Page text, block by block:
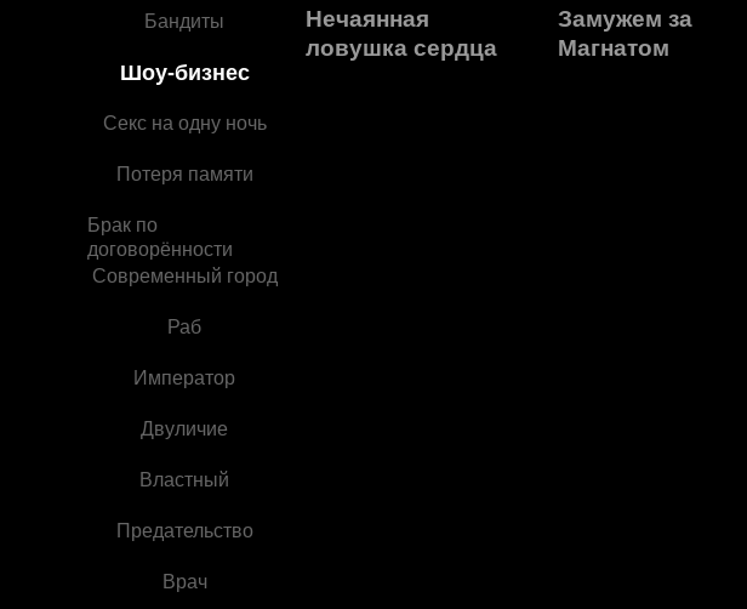
Бандиты
Шоу-бизнес
Секс на одну ночь
Потеря памяти
Брак по
договорённости
Современный город
Раб
Император
Двуличие
Властный
Предательство
Врач
Нечаянная
ловушка сердца
Замужем за
Магнатом